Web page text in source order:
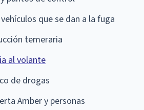
que se dan a la fuga
temeraria
al volante
de drogas
Amber y personas